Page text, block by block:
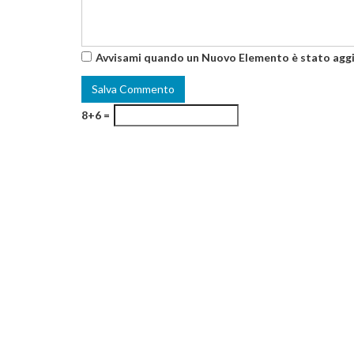
Avvisami quando un Nuovo Elemento è stato
8+6 =